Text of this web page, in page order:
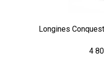
Longines
4